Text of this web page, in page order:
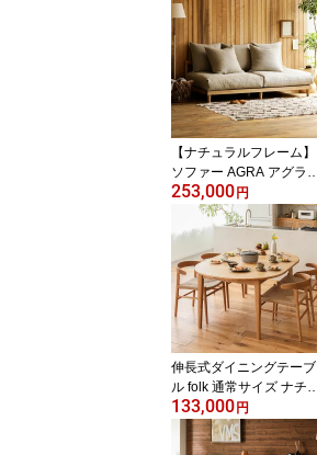
【ナチュラルフレーム】
ソファー AGRA アグラ 3
人掛け ソファ 北欧 カバ
ーリング 木製 無垢 リネ
ン ベージュ コーデュロ
イ キャメル オリーブ ゆ
ったり スツール ワイド
【フェザー飛び出し改善
済】
253,000円
伸長式ダイニングテーブ
ル folk 通常サイズ ナチュ
ラル ブラウン ヴィンテ
ージレッド ブラック 北
欧 オーク 無垢材 木製 お
133,000円